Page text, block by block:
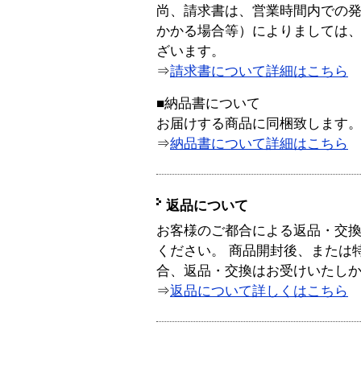
尚、請求書は、営業時間内での
かかる場合等）によりましては
ざいます。
⇒請求書について詳細はこちら
■納品書について
お届けする商品に同梱致します。
⇒納品書について詳細はこちら
返品について
お客様のご都合による返品・交
ください。 商品開封後、または
合、返品・交換はお受けいたし
⇒返品について詳しくはこちら